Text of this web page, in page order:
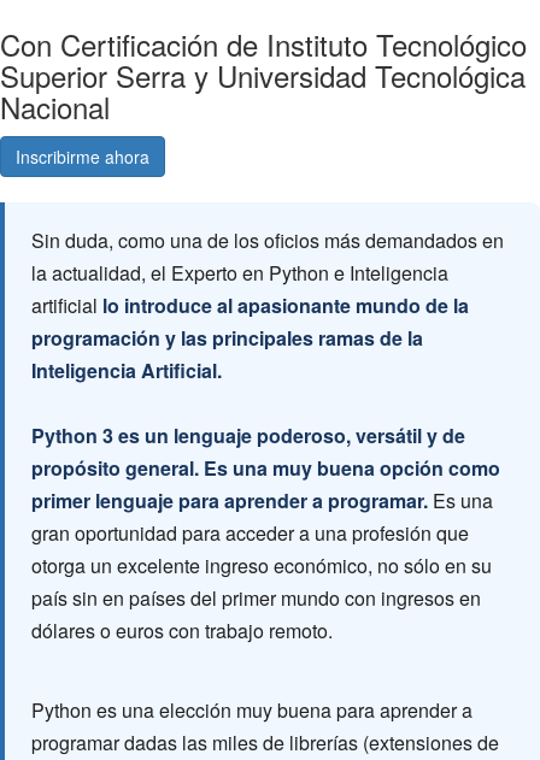
Con Certificación de Instituto Tecnológico
Superior Serra y Universidad Tecnológica
Nacional
Inscribirme ahora
Sin duda, como una de los oficios más demandados en
la actualidad, el Experto en Python e Inteligencia
artificial lo introduce al apasionante mundo de la
programación y las principales ramas de la
Inteligencia Artificial.
Python 3 es un lenguaje poderoso, versátil y de
propósito general. Es una muy buena opción como
primer lenguaje para aprender a programar. Es una
gran oportunidad para acceder a una profesión que
otorga un excelente ingreso económico, no sólo en su
país sin en países del primer mundo con ingresos en
dólares o euros con trabajo remoto.
Python es una elección muy buena para aprender a
programar dadas las miles de librerías (extensiones de